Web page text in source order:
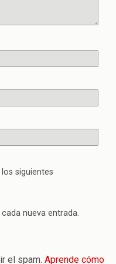
siguientes
nueva entrada.
el spam. Aprende cómo